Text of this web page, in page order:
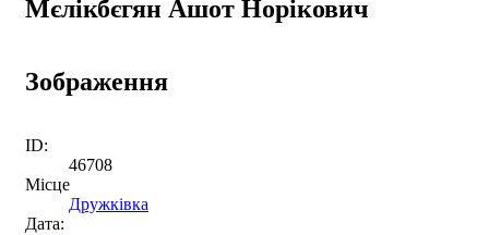
Мєлікбєгян Ашот Норікович
Зображення
ID:
46708
Місце
Дружківка
Дата: